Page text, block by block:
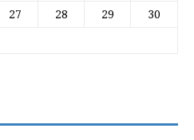
27 28 29 30